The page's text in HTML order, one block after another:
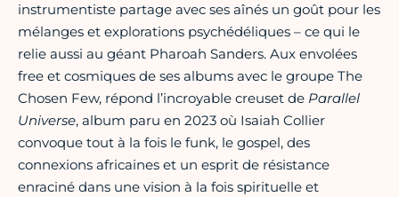
instrumentiste partage avec ses aînés un goût pour les
mélanges et explorations psychédéliques – ce qui le
relie aussi au géant Pharoah Sanders. Aux envolées
free et cosmiques de ses albums avec le groupe The
Chosen Few, répond l’incroyable creuset de Parallel
Universe, album paru en 2023 où Isaiah Collier
convoque tout à la fois le funk, le gospel, des
connexions africaines et un esprit de résistance
enraciné dans une vision à la fois spirituelle et